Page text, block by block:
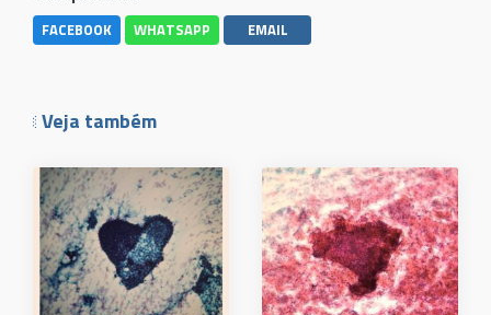
FACEBOOK WHATSAPP EMAIL
Veja também